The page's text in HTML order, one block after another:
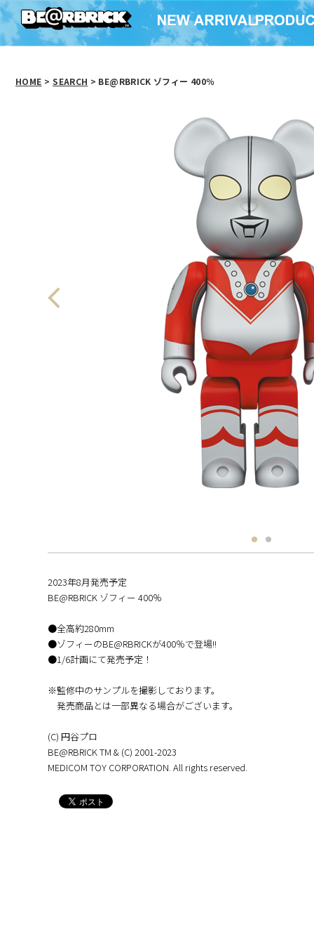
HOME > SEARCH > BE@RBRICK ゾフィー 400％
2023年8月発売予定
BE@RBRICK ゾフィー 400％
●全高約280mm
●ゾフィーのBE@RBRICKが400％で登場!!
●1/6計画にて発売予定！
※監修中のサンプルを撮影しております。
発売商品とは一部異なる場合がございます。
(C) 円谷プロ
BE@RBRICK TM & (C) 2001-2023
MEDICOM TOY CORPORATION. All rights reserved.